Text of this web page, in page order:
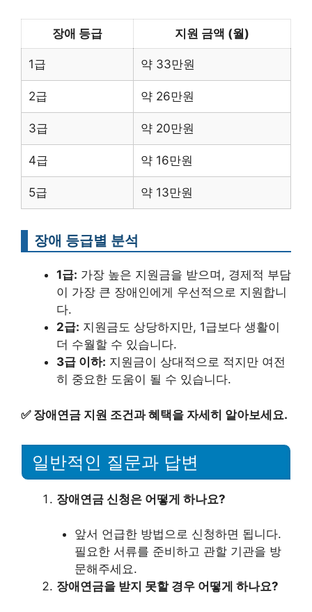
장애 등급 지원 금액 (월)
1급 약 33만원
2급 약 26만원
3급 약 20만원
4급 약 16만원
5급 약 13만원
장애 등급별 분석
1급: 가장 높은 지원금을 받으며, 경제적 부담
이 가장 큰 장애인에게 우선적으로 지원합니
다.
2급: 지원금도 상당하지만, 1급보다 생활이
더 수월할 수 있습니다.
3급 이하: 지원금이 상대적으로 적지만 여전
히 중요한 도움이 될 수 있습니다.
✅ 장애연금 지원 조건과 혜택을 자세히 알아보세요.
일반적인 질문과 답변
장애연금 신청은 어떻게 하나요?
앞서 언급한 방법으로 신청하면 됩니다.
필요한 서류를 준비하고 관할 기관을 방
문해주세요.
장애연금을 받지 못할 경우 어떻게 하나요?